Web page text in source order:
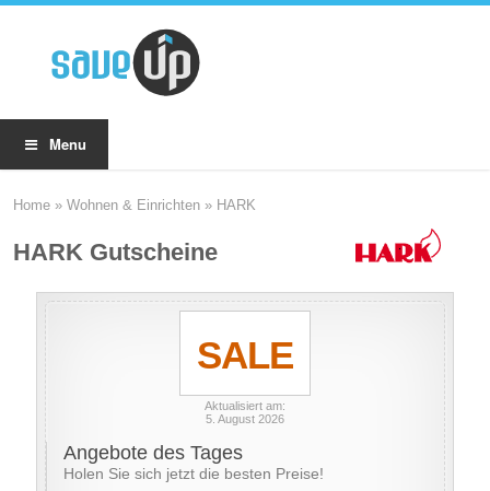
Menu
Home »Wohnen & Einrichten » HARK
HARK Gutscheine
SALE
Aktualisiert am:
5. August 2026
Angebote des Tages
Holen Sie sich jetzt die besten Preise!